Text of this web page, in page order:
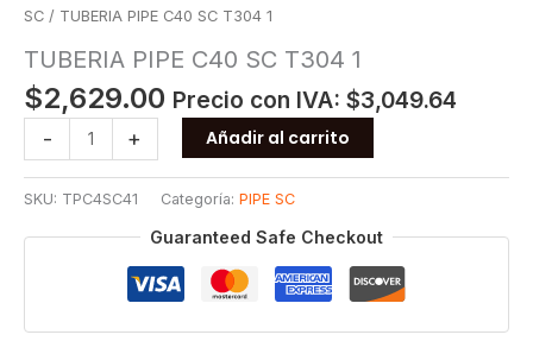
SC / TUBERIA PIPE C40 SC T304 1
TUBERIA PIPE C40 SC T304 1
$2,629.00 Precio con IVA: $3,049.64
-
TUBERIA
PIPE
C40
SC
T304
+ Añadir al carrito
SKU: TPC4SC41 Categoría: PIPE SC
Guaranteed Safe Checkout